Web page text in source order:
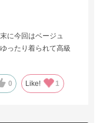
に今回はベージュ
ったり着られて高級
0 Like! 1